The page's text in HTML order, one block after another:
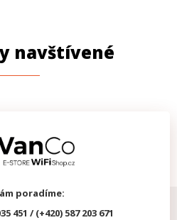
navštívené
poradíme:
451 / (+420) 587 203 671